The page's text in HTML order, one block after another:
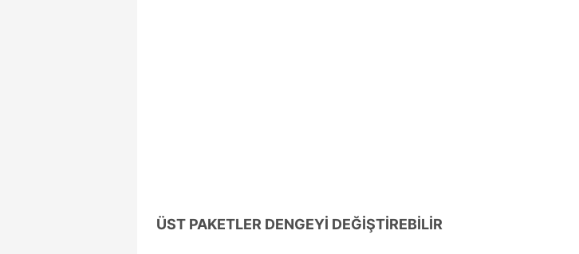
ÜST PAKETLER DENGEYİ DEĞİŞTİREBİLİR